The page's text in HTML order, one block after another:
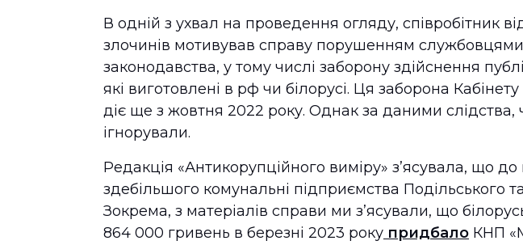
В одній з ухвал на проведення огляду, співробітник
злочинів мотивував справу порушенням
законодавства, у тому числі заборону здійснення
які виготовлені в рф чи білорусі. Ця заборона
діє ще з жовтня 2022 року. Однак за даними
ігнорували.
Редакція «Антикорупційного виміру» зʼясувала, що
здебільшого комунальні підприємства Подільського
Зокрема, з матеріалів справи ми з’ясували, що
864 000 гривень в березні 2023 року придбало КНП